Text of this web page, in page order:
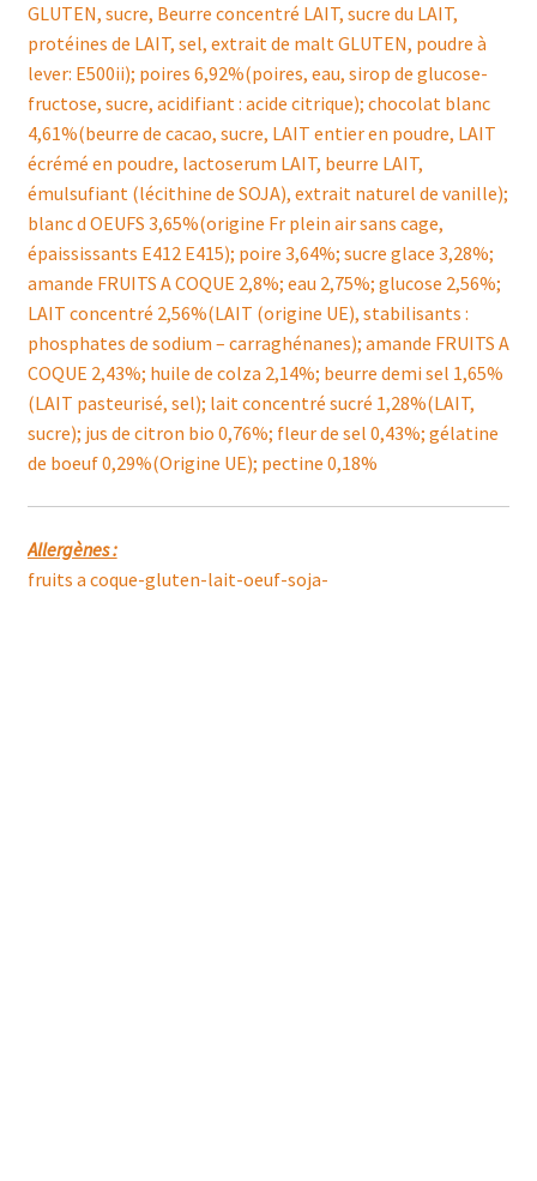
GLUTEN, sucre, Beurre concentré LAIT, sucre du LAIT,
protéines de LAIT, sel, extrait de malt GLUTEN, poudre à
lever: E500ii); poires 6,92%(poires, eau, sirop de glucose-
fructose, sucre, acidifiant : acide citrique); chocolat blanc
4,61%(beurre de cacao, sucre, LAIT entier en poudre, LAIT
écrémé en poudre, lactoserum LAIT, beurre LAIT,
émulsufiant (lécithine de SOJA), extrait naturel de vanille);
blanc d OEUFS 3,65%(origine Fr plein air sans cage,
épaississants E412 E415); poire 3,64%; sucre glace 3,28%;
amande FRUITS A COQUE 2,8%; eau 2,75%; glucose 2,56%;
LAIT concentré 2,56%(LAIT (origine UE), stabilisants :
phosphates de sodium – carraghénanes); amande FRUITS A
COQUE 2,43%; huile de colza 2,14%; beurre demi sel 1,65%
(LAIT pasteurisé, sel); lait concentré sucré 1,28%(LAIT,
sucre); jus de citron bio 0,76%; fleur de sel 0,43%; gélatine
de boeuf 0,29%(Origine UE); pectine 0,18%
Allergènes :
fruits a coque-gluten-lait-oeuf-soja-